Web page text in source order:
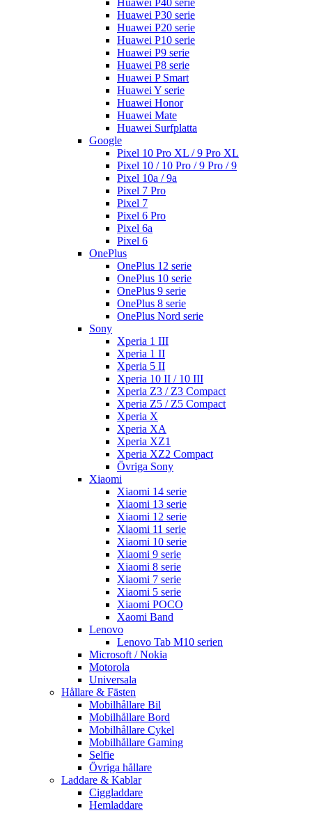
Huawei P40 serie
Huawei P30 serie
Huawei P20 serie
Huawei P10 serie
Huawei P9 serie
Huawei P8 serie
Huawei P Smart
Huawei Y serie
Huawei Honor
Huawei Mate
Huawei Surfplatta
Google
Pixel 10 Pro XL / 9 Pro XL
Pixel 10 / 10 Pro / 9 Pro / 9
Pixel 10a / 9a
Pixel 7 Pro
Pixel 7
Pixel 6 Pro
Pixel 6a
Pixel 6
OnePlus
OnePlus 12 serie
OnePlus 10 serie
OnePlus 9 serie
OnePlus 8 serie
OnePlus Nord serie
Sony
Xperia 1 III
Xperia 1 II
Xperia 5 II
Xperia 10 II / 10 III
Xperia Z3 / Z3 Compact
Xperia Z5 / Z5 Compact
Xperia X
Xperia XA
Xperia XZ1
Xperia XZ2 Compact
Övriga Sony
Xiaomi
Xiaomi 14 serie
Xiaomi 13 serie
Xiaomi 12 serie
Xiaomi 11 serie
Xiaomi 10 serie
Xiaomi 9 serie
Xiaomi 8 serie
Xiaomi 7 serie
Xiaomi 5 serie
Xiaomi POCO
Xaomi Band
Lenovo
Lenovo Tab M10 serien
Microsoft / Nokia
Motorola
Universala
Hållare & Fästen
Mobilhållare Bil
Mobilhållare Bord
Mobilhållare Cykel
Mobilhållare Gaming
Selfie
Övriga hållare
Laddare & Kablar
Ciggladdare
Hemladdare